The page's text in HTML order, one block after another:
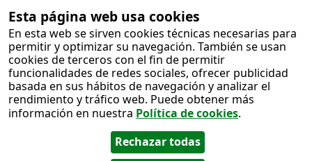
Esta página web usa cookies
En esta web se sirven cookies técnicas necesarias para
permitir y optimizar su navegación. También se usan
cookies de terceros con el fin de permitir
funcionalidades de redes sociales, ofrecer publicidad
basada en sus hábitos de navegación y analizar el
rendimiento y tráfico web. Puede obtener más
información en nuestra Política de cookies.